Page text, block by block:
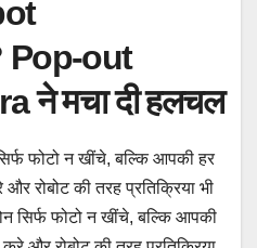
Pop-out
ने मचा दी हलचल
फोटो न खींचे, बल्कि आपकी हर
रोबोट की तरह प्रतिक्रिया भी
सिर्फ फोटो न खींचे, बल्कि आपकी